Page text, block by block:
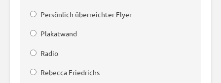
Persönlich überreichter Flyer
Plakatwand
Radio
Rebecca Friedrichs